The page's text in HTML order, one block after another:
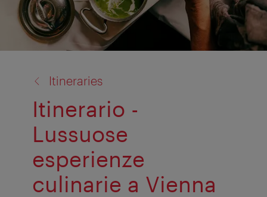
Itineraries
Itinerario -
Lussuose
esperienze
culinarie a Vienna